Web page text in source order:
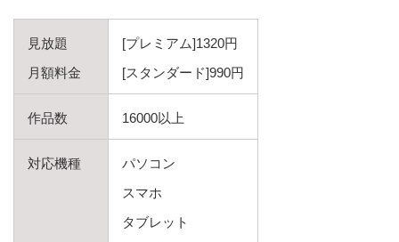
見放題
月額料金
[プレミアム]1320円
[スタンダード]990円
作品数 16000以上
対応機種
パソコン
スマホ
タブレット